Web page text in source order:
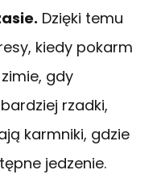
Dzięki temu
kiedy pokarm
gdy
rzadki,
karmniki, gdzie
jedzenie.